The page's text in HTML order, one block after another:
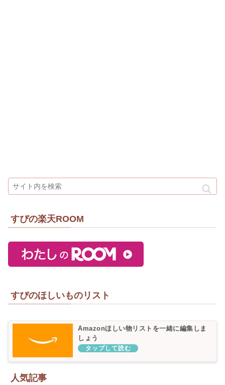
すぴの楽天ROOM
すぴのほしいものリスト
Amazonほしい物リストを一緒に編集しま
しょう
人気記事